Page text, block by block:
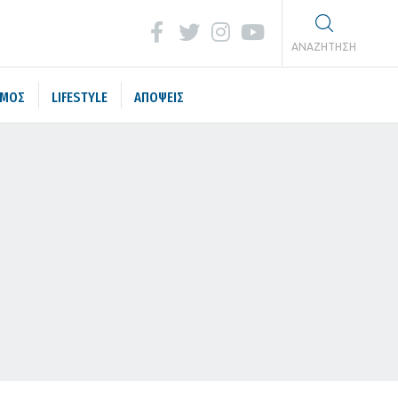
ΑΝΑΖΗΤΗΣΗ
LIFESTYLE ΑΠΟΨΕΙΣ